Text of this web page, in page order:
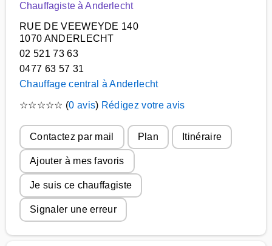
Chauffagiste à Anderlecht
RUE DE VEEWEYDE 140
1070 ANDERLECHT
02 521 73 63
0477 63 57 31
Chauffage central à Anderlecht
☆☆☆☆☆ (0 avis) Rédigez votre avis
Contactez par mail Plan Itinéraire
Ajouter à mes favoris
Je suis ce chauffagiste
Signaler une erreur